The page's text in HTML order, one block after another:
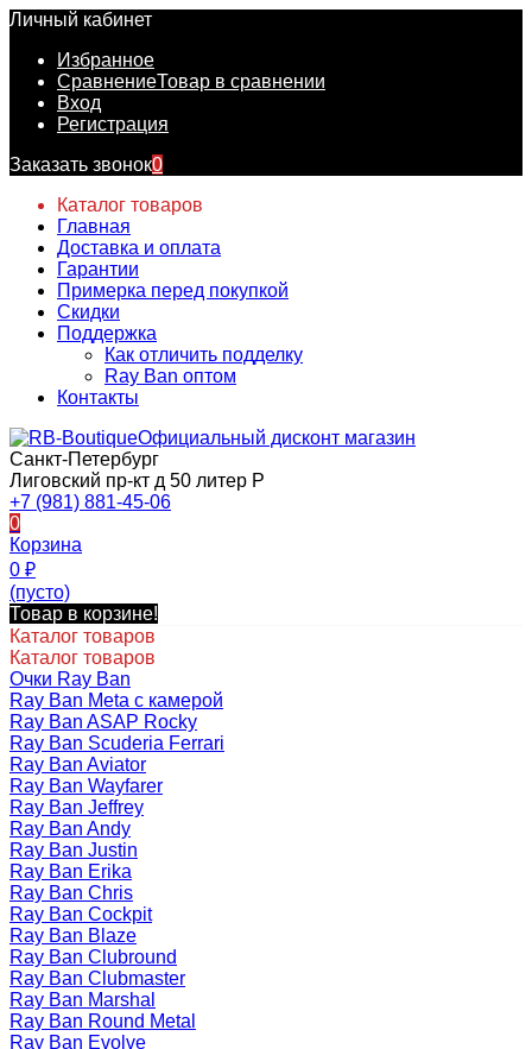
Личный кабинет
Избранное
СравнениеТовар в сравнении
Вход
Регистрация
Заказать звонок0
Каталог товаров
Главная
Доставка и оплата
Гарантии
Примерка перед покупкой
Скидки
Поддержка
Как отличить подделку
Ray Ban оптом
Контакты
Официальный дисконт магазин
Санкт-Петербург
Лиговский пр-кт д 50 литер Р
+7 (981) 881-45-06
0
Корзина
0 ₽
(пусто)
Товар в корзине!
Каталог товаров
Каталог товаров
Очки Ray Ban
Ray Ban Meta с камерой
Ray Ban ASAP Rocky
Ray Ban Scuderia Ferrari
Ray Ban Aviator
Ray Ban Wayfarer
Ray Ban Jeffrey
Ray Ban Andy
Ray Ban Justin
Ray Ban Erika
Ray Ban Chris
Ray Ban Cockpit
Ray Ban Blaze
Ray Ban Clubround
Ray Ban Clubmaster
Ray Ban Marshal
Ray Ban Round Metal
Ray Ban Evolve